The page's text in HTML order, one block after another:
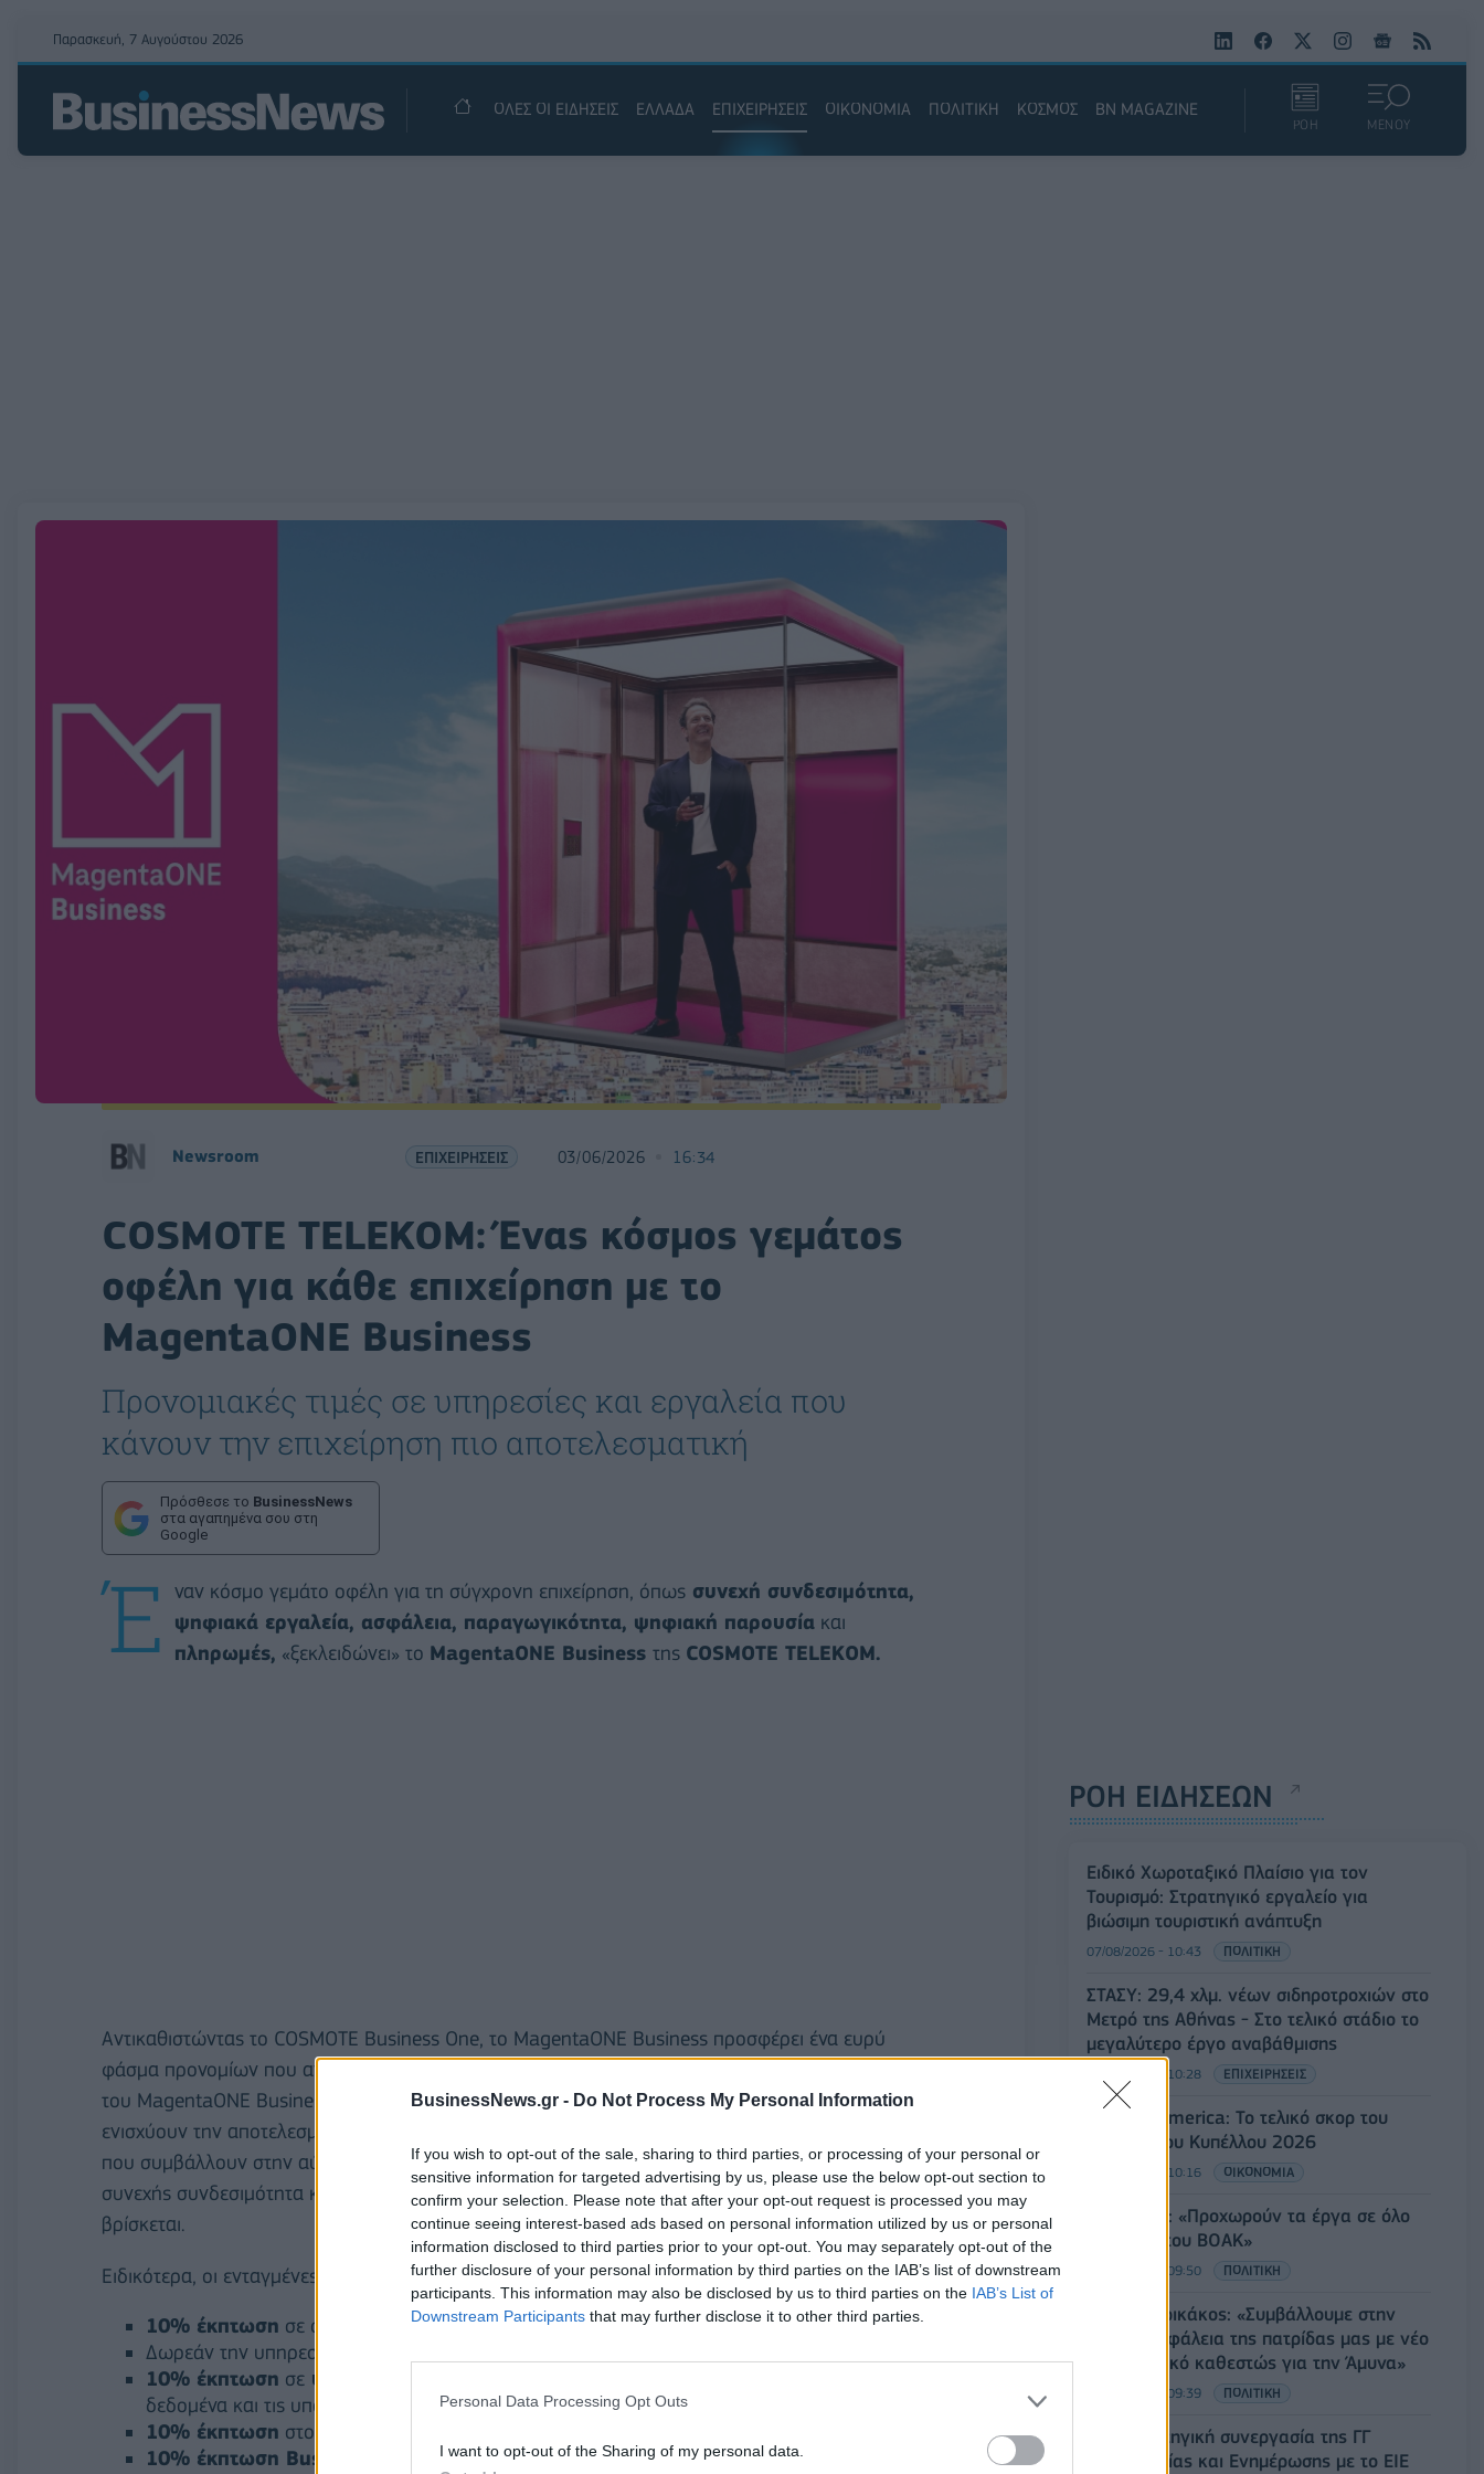
BusinessNews.gr - Do Not Process My Personal Information
If you wish to opt-out of the sale, sharing to third parties, or processing of your personal or
sensitive information for targeted advertising by us, please use the below opt-out section to
confirm your selection. Please note that after your opt-out request is processed you may
continue seeing interest-based ads based on personal information utilized by us or personal
information disclosed to third parties prior to your opt-out. You may separately opt-out of the
further disclosure of your personal information by third parties on the IAB’s list of downstream
participants. This information may also be disclosed by us to third parties on the IAB’s List of
Downstream Participants that may further disclose it to other third parties.
Personal Data Processing Opt Outs
I want to opt-out of the Sharing of my personal data.
Παρασκευή, 7 Αυγούστου 2026
ΟΛΕΣ ΟΙ ΕΙΔΗΣΕΙΣ ΕΛΛΑΔΑ ΕΠΙΧΕΙΡΗΣΕΙΣ ΟΙΚΟΝΟΜΙΑ ΠΟΛΙΤΙΚΗ ΚΟΣΜΟΣ BN MAGAZINE
ΡΟΗ ΜΕΝΟΥ
Νewsroom ΕΠΙΧΕΙΡΗΣΕΙΣ 03/06/2026 16:34
COSMOTE TELEKOM: Ένας κόσμος γεμάτος
οφέλη για κάθε επιχείρηση με το
MagentaONE Business
Προνομιακές τιμές σε υπηρεσίες και εργαλεία που
κάνουν την επιχείρηση πιο αποτελεσματική
Πρόσθεσε το BusinessNews
στα αγαπημένα σου στη
Google
Έ ναν κόσμο γεμάτο οφέλη για τη σύγχρονη επιχείρηση, όπως συνεχή συνδεσιμότητα,
ψηφιακά εργαλεία, ασφάλεια, παραγωγικότητα, ψηφιακή παρουσία και
πληρωμές, «ξεκλειδώνει» το MagentaONE Business της COSMOTE TELEKOM.
Αντικαθιστώντας το COSMOTE Business One, το MagentaONE Business προσφέρει ένα ευρύ
φάσμα προνομίων που ανταποκρίνονται στις διαφορετικές ανάγκες κάθε επιχείρησης. Στα οφέλη
του MagentaONE Business συγκαταλέγονται προνομιακές τιμές σε υπηρεσίες τεχνολογίας που
ενισχύουν την αποτελεσματικότητα και την ανταγωνιστικότητα της επιχείρησης, ψηφιακά εργαλεία
που συμβάλλουν στην αύξηση της παραγωγικότητας και τον ψηφιακό εκσυγχρονισμό, καθώς και
συνεχής συνδεσιμότητα και ευελιξία, ώστε η επιχείρηση να λειτουργεί απρόσκοπτα όπου κι αν
βρίσκεται.
Ειδικότερα, οι ενταγμένες στο MagentaONE Business επιχειρήσεις απολαμβάνουν:
10% έκπτωση σε όλες τις συμβατές εταιρικές συνδέσεις κινητής, με όφελος έως30€/ μήνα
Δωρεάν την υπηρεσία Internet Backup για αδιάλειπτη λειτουργία Internet και τηλεφωνίας
10% έκπτωση σε υπηρεσίες ασφάλειας With Secure Elements
δεδομένα και τις υποδομές της επιχείρησής τους
10% έκπτωση στο πακέτο της
10% έκπτωση Business Messaging Packγια να επικοινωνούν με τους πελάτες τους
ΡΟΗ ΕΙΔΗΣΕΩΝ
Ειδικό Χωροταξικό Πλαίσιο για τον
Τουρισμό: Στρατηγικό εργαλείο για
βιώσιμη τουριστική ανάπτυξη
07/08/2026 - 10:43 ΠΟΛΙΤΙΚΗ
ΣΤΑΣΥ: 29,4 χλμ. νέων σιδηροτροχιών στο
Μετρό της Αθήνας - Στο τελικό στάδιο το
μεγαλύτερο έργο αναβάθμισης
07/08/2026 - 10:28 ΕΠΙΧΕΙΡΗΣΕΙΣ
Bank of America: Το τελικό σκορ του
Παγκοσμίου Κυπέλλου 2026
07/08/2026 - 10:16 ΟΙΚΟΝΟΜΙΑ
Χρ. Δήμας: «Προχωρούν τα έργα σε όλο
το μήκος του ΒΟΑΚ»
07/08/2026 - 09:50 ΠΟΛΙΤΙΚΗ
Τ. Θεοδωρικάκος: «Συμβάλλουμε στην
εθνική ασφάλεια της πατρίδας μας με νέο
αναπτυξιακό καθεστώς για την Άμυνα»
07/08/2026 - 09:39 ΠΟΛΙΤΙΚΗ
Νέα στρατηγική συνεργασία της ΓΓ
Επικοινωνίας και Ενημέρωσης με το ΕΙΕ